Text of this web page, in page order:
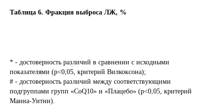
Таблица 6. Фракция выброса ЛЖ, %
* - достоверность различий в сравнении с исходными
показателями (p<0,05, критерий Вилкоксона);
# - достоверность различий между соответствующими
подгруппами групп «CoQ10» и «Плацебо» (p<0,05, критерий
Манна-Уитни).